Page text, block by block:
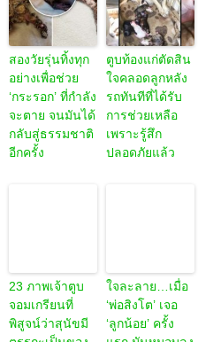
สองวัยรุ่นทิ้งทุก
อย่างเพื่อช่วย
‘กระรอก’ ที่กำลัง
จะตาย จนมันได้
กลับสู่ธรรมชาติ
อีกครั้ง
ตูบท้องแก่ตัดสิน
ใจคลอดลูกหลัง
รถทันทีที่ได้รับ
การช่วยเหลือ
เพราะรู้สึก
ปลอดภัยแล้ว
23 ภาพเจ้าตูบ
จอมเกรียนที่
พิสูจน์ว่าสุนัขมี
ใจละลาย…เมื่อ
‘พ่อสิงโต’ เจอ
‘ลูกน้อย’ ครั้ง